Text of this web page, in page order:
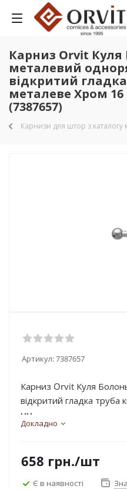
Карниз Orvit Куля
металевий
відкритий
металеве Хром
(7387657)
Карнизи для штор з каталогу
Артикул:7387657
Карниз Orvit Куля
відкритий гладка труба
мм...
Докладно
658 грн./шт
Є в наявності